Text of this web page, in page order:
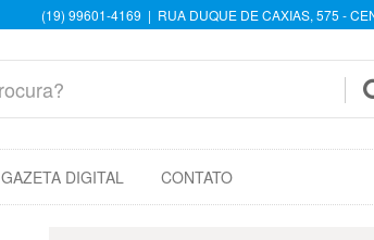
(19) 99601-4169 | RUA DUQUE DE CAXIAS, 575 -
GAZETA DIGITAL CONTATO